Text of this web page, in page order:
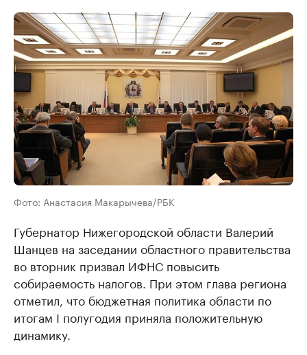
Фото: Анастасия Макарычева/РБК
Губернатор Нижегородской области Валерий
Шанцев на заседании областного правительства
во вторник призвал ИФНС повысить
собираемость налогов. При этом глава региона
отметил, что бюджетная политика области по
итогам I полугодия приняла положительную
динамику.